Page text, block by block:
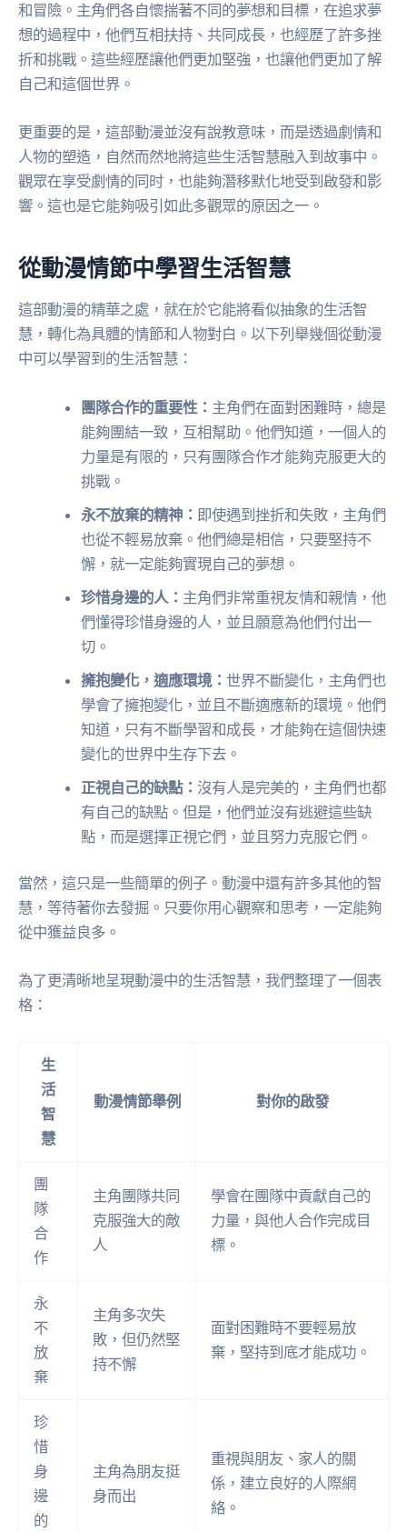
和冒險。主角們各自懷揣著不同的夢想和目標，在追求夢
想的過程中，他們互相扶持、共同成長，也經歷了許多挫
折和挑戰。這些經歷讓他們更加堅強，也讓他們更加了解
自己和這個世界。
更重要的是，這部動漫並沒有說教意味，而是透過劇情和
人物的塑造，自然而然地將這些生活智慧融入到故事中。
觀眾在享受劇情的同时，也能夠潛移默化地受到啟發和影
響。這也是它能夠吸引如此多觀眾的原因之一。
從動漫情節中學習生活智慧
這部動漫的精華之處，就在於它能將看似抽象的生活智
慧，轉化為具體的情節和人物對白。以下列舉幾個從動漫
中可以學習到的生活智慧：
團隊合作的重要性： 主角們在面對困難時，總是
能夠團結一致，互相幫助。他們知道，一個人的
力量是有限的，只有團隊合作才能夠克服更大的
挑戰。
永不放棄的精神： 即使遇到挫折和失敗，主角們
也從不輕易放棄。他們總是相信，只要堅持不
懈，就一定能夠實現自己的夢想。
珍惜身邊的人： 主角們非常重視友情和親情，他
們懂得珍惜身邊的人，並且願意為他們付出一
切。
擁抱變化，適應環境：世界不斷變化，主角們也
學會了擁抱變化，並且不斷適應新的環境。他們
知道，只有不斷學習和成長，才能夠在這個快速
變化的世界中生存下去。
正視自己的缺點： 沒有人是完美的，主角們也都
有自己的缺點。但是，他們並沒有逃避這些缺
點，而是選擇正視它們，並且努力克服它們。
當然，這只是一些簡單的例子。動漫中還有許多其他的智
慧，等待著你去發掘。只要你用心觀察和思考，一定能夠
從中獲益良多。
為了更清晰地呈現動漫中的生活智慧，我們整理了一個表
格：
生
活
智
慧
動漫情節舉例 對你的啟發
團
隊
合
作
主角團隊共同
克服強大的敵
人
學會在團隊中貢獻自己的
力量，與他人合作完成目
標。
永
不
放
棄
主角多次失
敗，但仍然堅
持不懈
面對困難時不要輕易放
棄，堅持到底才能成功。
珍
惜
身
邊
的
主角為朋友挺
身而出
重視與朋友、家人的關
係，建立良好的人際網
絡。